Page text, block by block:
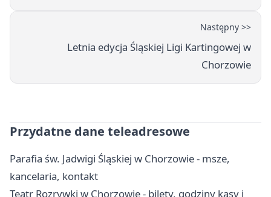
Następny >>
Letnia edycja Śląskiej Ligi Kartingowej w
Chorzowie
Przydatne dane teleadresowe
Parafia św. Jadwigi Śląskiej w Chorzowie - msze,
kancelaria, kontakt
Teatr Rozrywki w Chorzowie - bilety, godziny kasy i